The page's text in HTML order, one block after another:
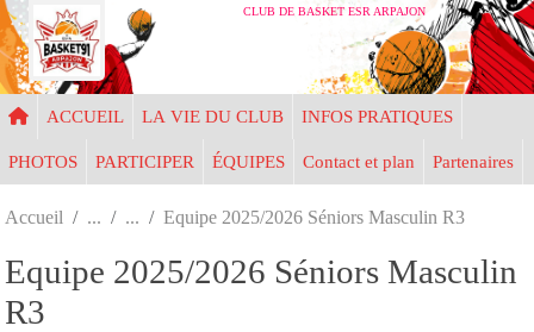
CLUB DE BASKET ESR ARPAJON
ACCUEIL LA VIE DU CLUB INFOS PRATIQUES
PHOTOS PARTICIPER ÉQUIPES Contact et plan Partenaires
Accueil Equipe 2025/2026 Séniors Masculin R3
Equipe 2025/2026 Séniors Masculin
R3
Panneau de gestion des cookies